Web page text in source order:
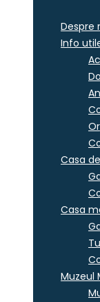
Despre
Info
Casa
Casa
Muzeul